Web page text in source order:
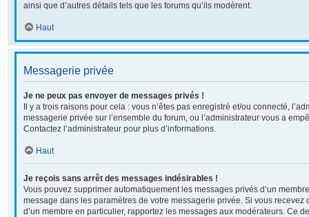
ainsi que d’autres détails tels que les forums qu’ils modèrent.
Haut
Messagerie privée
Je ne peux pas envoyer de messages privés !
Il y a trois raisons pour cela : vous n’êtes pas enregistré et/ou connecté,
messagerie privée sur l’ensemble du forum, ou l’administrateur vous a
Contactez l’administrateur pour plus d’informations.
Haut
Je reçois sans arrêt des messages indésirables !
Vous pouvez supprimer automatiquement les messages privés d’un
message dans les paramètres de votre messagerie privée. Si vous recevez
d’un membre en particulier, rapportez les messages aux modérateurs. Ce